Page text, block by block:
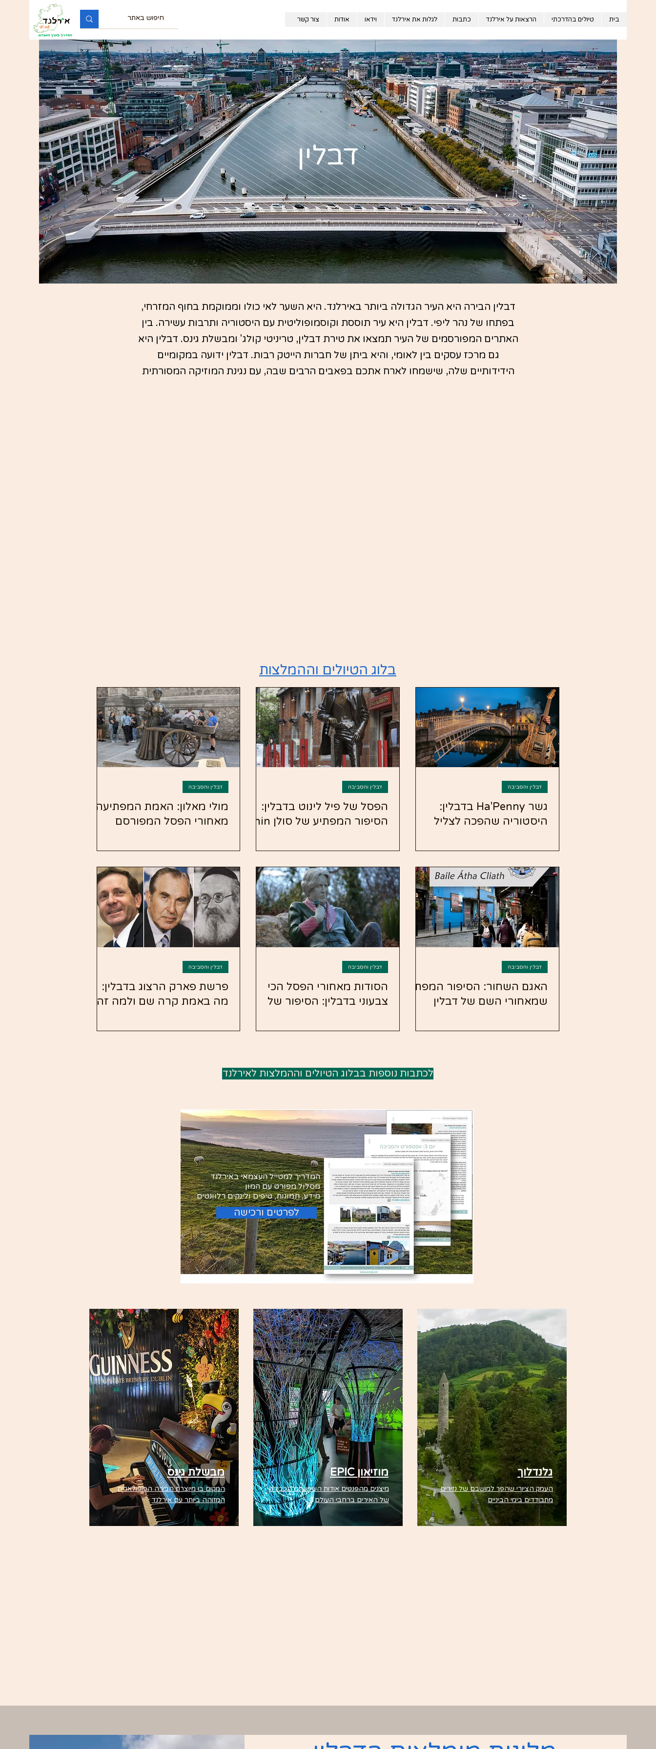
בית טיולים בהדרכתי הרצאות על אירלנד כתבות לגלות את אירלנד וידאו אודות צור קשר
דבלין
דבלין הבירה היא העיר הגדולה ביותר באירלנד. היא השער לאי כולו וממוקמת בחוף המזרחי,
בפתחו של נהר ליפי. דבלין היא עיר תוססת וקוסמופוליטית עם היסטוריה ותרבות עשירה. בין
האתרים המפורסמים של העיר תמצאו את טירת דבלין, טריניטי קולג' ומבשלת גינס. דבלין היא
גם מרכז עסקים בין לאומי, והיא ביתן של חברות הייטק רבות. דבלין ידועה במקומיים
הידידותיים שלה, שישמחו לארח אתכם בפאבים הרבים שבה, עם נגינת המוזיקה המסורתית
בלוג הטיולים וההמלצות
גשר Ha'Penny בדבלין:
היסטוריה שהפכה לצליל
דבלין והסביבה
הפסל של פיל לינוט בדבלין:
הסיפור המפתיע של סולן Thin
העולם
דבלין והסביבה
מולי מאלון: האמת המפתיעה
מאחורי הפסל המפורסם
דבלין והסביבה
האגם השחור: הסיפור המפתיע
שמאחורי השם של דבלין
דבלין והסביבה
הסודות מאחורי הפסל הכי
צבעוני בדבלין: הסיפור של
דבלין והסביבה
פרשת פארק הרצוג בדבלין:
מה באמת קרה שם ולמה זה
דבלין והסביבה
לכתבות נוספות בבלוג הטיולים וההמלצות לאירלנד
לפרטים ורכישה
המדריך למטייל העצמאי באירלנד
מסלול מפורט עם המון
מידע, תמונות, טיפים ולינקים רלוונטים
מבשלת גינס
המקום בו מיוצרת הבירה הפופולארית
המזוהה ביותר עם אירלנד
מוזיאון EPIC
מיצגים מהפנטים אודות השפעתם הכבירה
של האירים ברחבי העולם
גלנדלוך
העמק הציורי שהפך למושבם של נזירים
מתבודדים בימי הביניים